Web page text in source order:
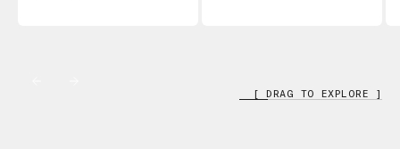
[ DRAG TO EXPLORE ]